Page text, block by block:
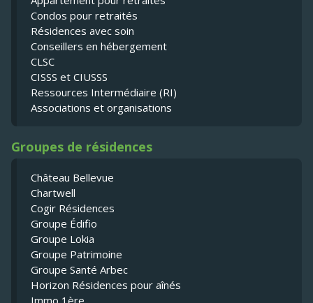
Condos pour retraités
Résidences avec soin
Conseillers en hébergement
CLSC
CISSS et CIUSSS
Ressources Intermédiaire (RI)
Associations et organisations
Groupes de résidences
Château Bellevue
Chartwell
Cogir Résidences
Groupe Édifio
Groupe Lokia
Groupe Patrimoine
Groupe Santé Arbec
Horizon Résidences pour aînés